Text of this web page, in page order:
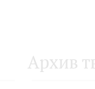
Архив